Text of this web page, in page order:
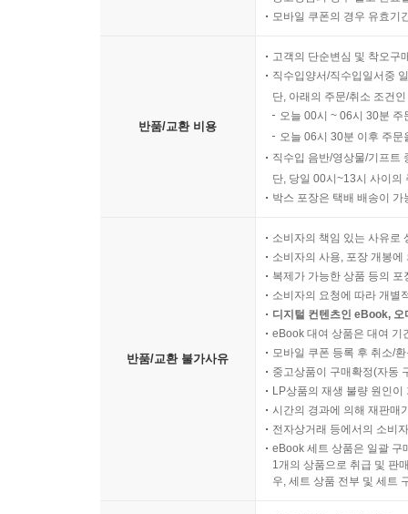
모바일 쿠폰의 경우 유효기
반품/교환 비용
고객의 단순변심 및 착오구
직수입양서/직수입일서중
단, 아래의 주문/취소 조건
오늘 00시 ~ 06시 30분
오늘 06시 30분 이후 주
직수입 음반/영상물/기프트
단, 당일 00시~13시 사이의
박스 포장은 택배 배송이
반품/교환 불가사유
소비자의 책임 있는 사유로
소비자의 사용, 포장 개봉
복제가 가능한 상품 등의
소비자의 요청에 따라 개별
디지털 컨텐츠인 eBook,
eBook 대여 상품은 대여 기
모바일 쿠폰 등록 후 취소/
중고상품이 구매확정(자동
LP상품의 재생 불량 원인
시간의 경과에 의해 재판매
전자상거래 등에서의 소비
eBook 세트 상품은 일괄 구
1개의 상품으로 취급 및 판
우, 세트 상품 전부 및 세트